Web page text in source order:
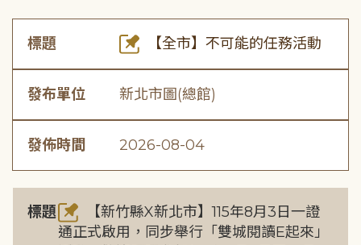
標題 【全市】不可能的任務活動
發布單位 新北市圖(總館)
發佈時間 2026-08-04
標題
【新竹縣X新北市】115年8月3日一證
通正式啟用，同步舉行「雙城閱讀E起來」